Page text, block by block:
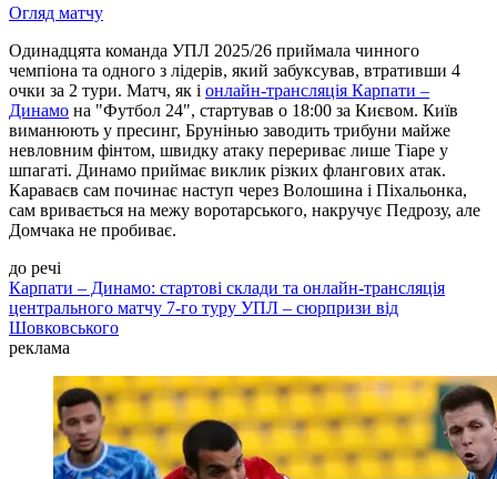
Огляд матчу
Одинадцята команда УПЛ 2025/26 приймала чинного
чемпіона та одного з лідерів, який забуксував, втративши 4
очки за 2 тури. Матч, як і онлайн-трансляція Карпати –
Динамо на "Футбол 24", стартував о 18:00 за Києвом. Київ
виманюють у пресинг, Брунінью заводить трибуни майже
невловним фінтом, швидку атаку перериває лише Тіаре у
шпагаті. Динамо приймає виклик різких флангових атак.
Караваєв сам починає наступ через Волошина і Піхальонка,
сам вривається на межу воротарського, накручує Педрозу, але
Домчака не пробиває.
до речі
Карпати – Динамо: стартові склади та онлайн-трансляція
центрального матчу 7-го туру УПЛ – сюрпризи від
Шовковського
реклама